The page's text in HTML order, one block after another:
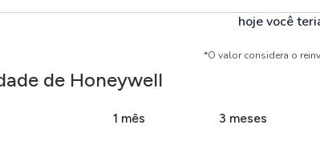
hoje você
*O valor considera o
de Honeywell
1 mês 3 meses